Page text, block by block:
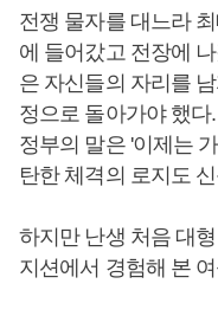
전쟁 물자를 대느라
에 들어갔고 전장에
은 자신들의 자리를
정으로 돌아가야 했다
정부의 말은 '이제는
탄한 체격의 로지도
하지만 난생 처음 대
지션에서 경험해 본